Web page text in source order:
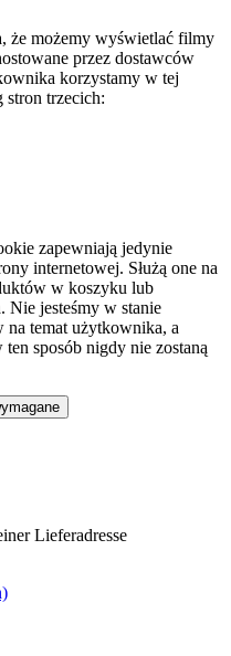
że możemy wyświetlać filmy
przez dostawców
korzystamy w tej
stron trzecich:
zapewniają jedynie
internetowej. Służą one na
w koszyku lub
Nie jesteśmy w stanie
temat użytkownika, a
sposób nigdy nie zostaną
Lieferadresse